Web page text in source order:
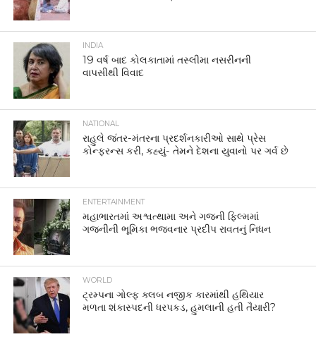
INDIA
19 વર્ષ બાદ કોલકાતામાં તસ્લીમા નસરીનની
વાપસીથી વિવાદ
NATIONAL
રાહુલે જંતર-મંતરના પ્રદર્શનકારીઓ સાથે પ્રેસ
કોન્ફરન્સ કરી, કહ્યું- તેમને દેશના યુવાનો પર ગર્વ છે
ENTERTAINMENT
મહાભારતમાં અશ્વત્થામા અને ગજની ફિલ્મમાં
ગજનીની ભૂમિકા ભજવનાર પ્રદીપ રાવતનું નિધન
WORLD
ટ્રમ્પના ગોલ્ફ ક્લબ નજીક કારમાંથી હથિયાર
મળતા શંકાસ્પદની ધરપકડ, હુમલાની હતી તૈયારી?